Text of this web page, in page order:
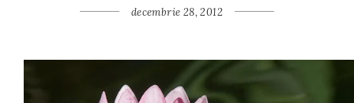
decembrie 28, 2012